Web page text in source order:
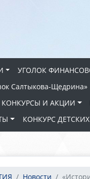
УГОЛОК
Салтыкова-Щедрина»
КОНКУРСЫ И АКЦИИ
КОНКУРС
Новости